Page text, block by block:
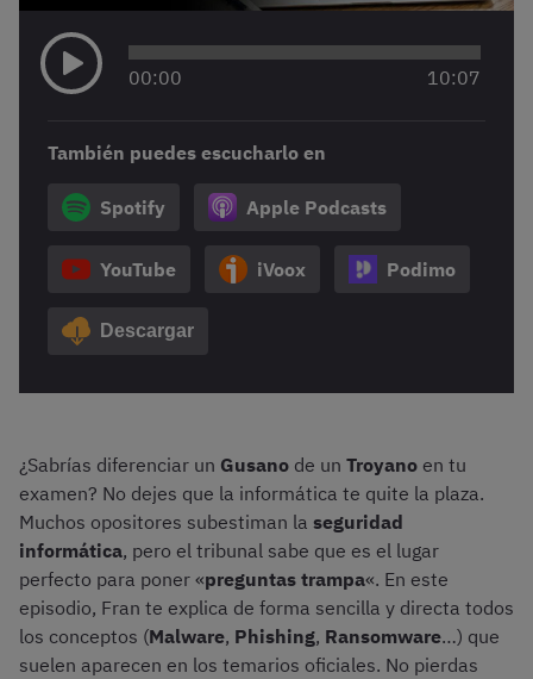
00:00 10:07
También puedes escucharlo en
Spotify Apple Podcasts
YouTube iVoox Podimo
Descargar
¿Sabrías diferenciar un Gusano de un Troyano en tu
examen? No dejes que la informática te quite la plaza.
Muchos opositores subestiman la seguridad
informática, pero el tribunal sabe que es el lugar
perfecto para poner «preguntas trampa«. En este
episodio, Fran te explica de forma sencilla y directa todos
los conceptos (Malware, Phishing, Ransomware…) que
suelen aparecen en los temarios oficiales. No pierdas